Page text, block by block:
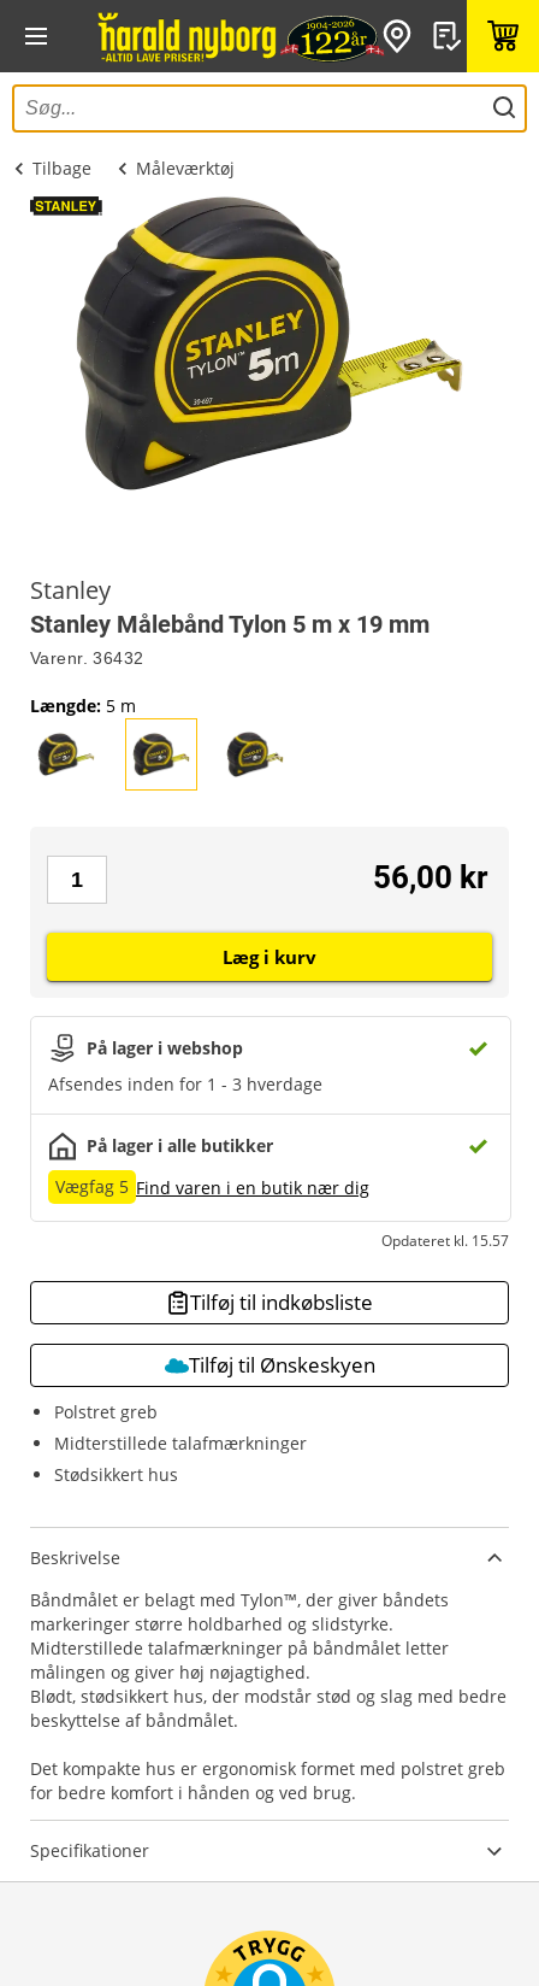
Tilbage Måleværktøj
Stanley
Stanley Målebånd Tylon 5 m x 19 mm
Varenr. 36432
Polstret greb
Midterstillede talafmærkninger
Stødsikkert hus
Længde: 5 m
På lager i webshop
Afsendes inden for 1 - 3 hverdage
På lager i alle butikker
Vægfag 5 Find varen i en butik nær dig
Opdateret kl. 15.57
56,00 kr
Læg i kurv
Tilføj til indkøbsliste
Tilføj til Ønskeskyen
Beskrivelse
Båndmålet er belagt med Tylon™, der giver båndets
markeringer større holdbarhed og slidstyrke.
Midterstillede talafmærkninger på båndmålet letter
målingen og giver høj nøjagtighed.
Blødt, stødsikkert hus, der modstår stød og slag med bedre
beskyttelse af båndmålet.
Det kompakte hus er ergonomisk formet med polstret greb
for bedre komfort i hånden og ved brug.
Specifikationer